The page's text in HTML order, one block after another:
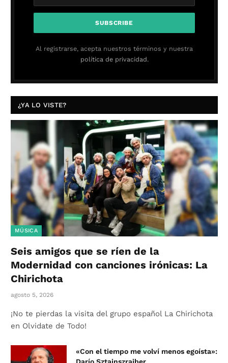
Al registrarse, acepta nuestros términos y nuestra
política de privacidad.
¿YA LO VISTE?
MÚSICA
Seis amigos que se ríen de la
Modernidad con canciones irónicas: La
Chirichota
agosto 5, 2026
¡No te pierdas la visita del grupo español La Chirichota
en Olvidate de Todo!
«Con el tiempo me volví menos egoísta»:
Darío Sztajnszrajber